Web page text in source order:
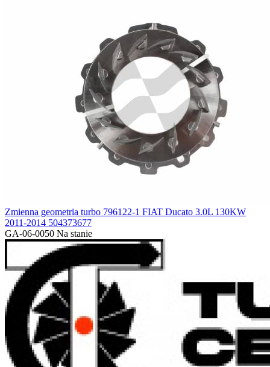
Zmienna geometria turbo 796122-1 FIAT Ducato 3.0L 130KW
2011-2014 504373677
GA-06-0050 Na stanie